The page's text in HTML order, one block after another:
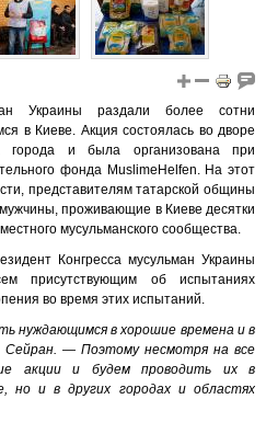
Украины раздали более сотни
в Киеве. Акция состоялась во дворе
города и была организована при
фонда MuslimeHelfen. На этот
представителям татарской общины
проживающие в Киеве десятки
мусульманского сообщества.
Конгресса мусульман Украины
присутствующим об испытаниях
во время этих испытаний.
нуждающимся в хорошие времена и в
Сейран. — Поэтому несмотря на все
акции и будем проводить их в
но и в других городах и областях